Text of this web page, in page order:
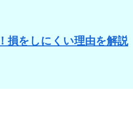
損をしにくい理由を解説